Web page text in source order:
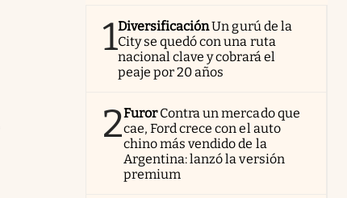
1DiversificaciónUn gurú de la
City se quedó con una ruta
nacional clave y cobrará el
peaje por 20 años
2Furor Contra un mercado que
cae, Ford crece con el auto
chino más vendido de la
Argentina: lanzó la versión
premium